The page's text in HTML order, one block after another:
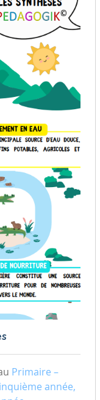
Primaire –
année,